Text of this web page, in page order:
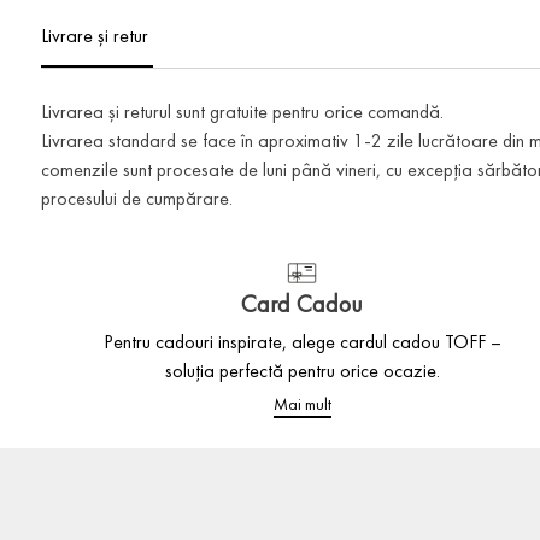
Livrare și retur
Livrarea și returul sunt gratuite pentru orice comandă.
Livrarea standard se face în aproximativ 1-2 zile lucrătoare din
comenzile sunt procesate de luni până vineri, cu excepția
procesului de cumpărare.
Card Cadou
Pentru cadouri inspirate, alege cardul cadou TOFF –
soluția perfectă pentru orice ocazie.
Mai mult